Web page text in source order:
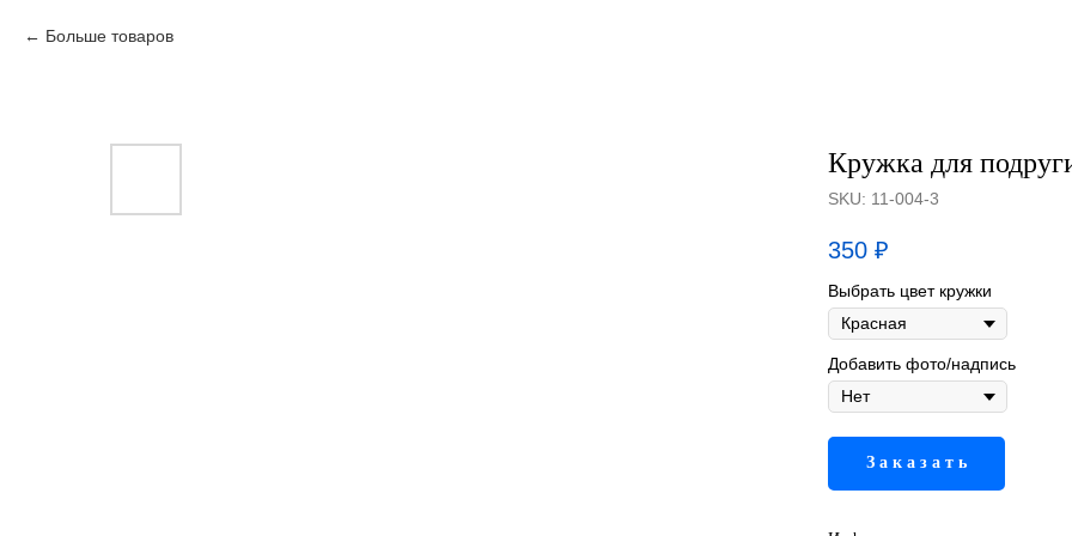
Больше товаров
Кружка для
SKU: 11-004-3
350 ₽
Выбрать цвет кружки
Добавить фото/надпись
З а к а з а т ь